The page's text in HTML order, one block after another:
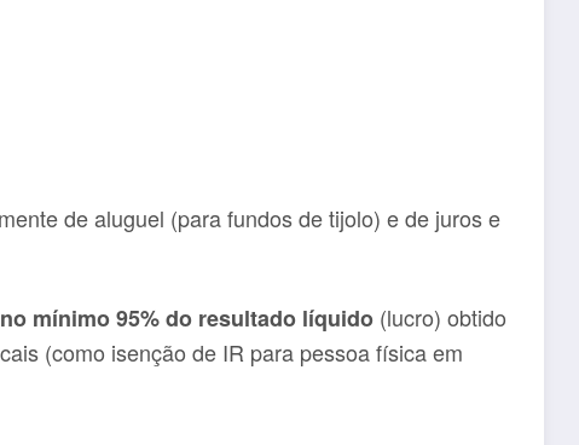
de aluguel (para fundos de tijolo) e de juros e
no mínimo 95% do resultado líquido (lucro) obtido
(como isenção de IR para pessoa física em